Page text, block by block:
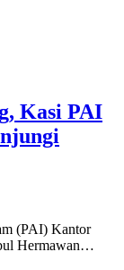
Kasi PAI
(PAI) Kantor
Hermawan…